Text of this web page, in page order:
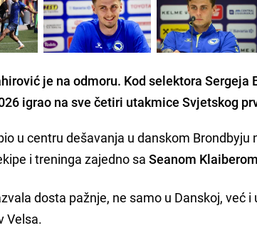
je na odmoru. Kod selektora Sergeja
igrao na sve četiri utakmice Svjetskog
u centru dešavanja u danskom
i treninga zajedno saSeanom Klaiberom
dosta pažnje, ne samo u Danskoj, već
Velsa.